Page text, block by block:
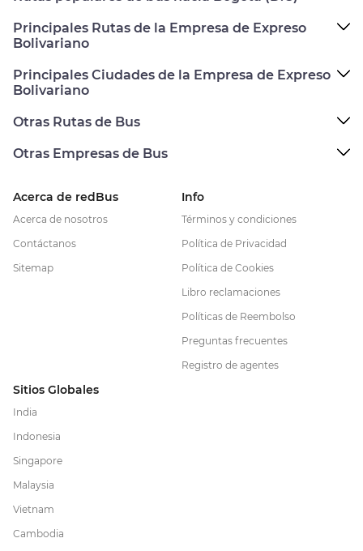
Principales Rutas de la Empresa de Expreso
Bolivariano
Principales Ciudades de la Empresa de Expreso
Bolivariano
Otras Rutas de Bus
Otras Empresas de Bus
Acerca de redBus
Acerca de nosotros
Contáctanos
Sitemap
Info
Términos y condiciones
Política de Privacidad
Política de Cookies
Libro reclamaciones
Políticas de Reembolso
Preguntas frecuentes
Registro de agentes
Sitios Globales
India
Indonesia
Singapore
Malaysia
Vietnam
Cambodia